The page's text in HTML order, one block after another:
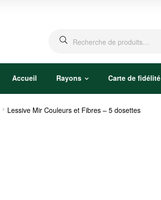
Recherche
Accueil Rayons Carte de fidélité
Lessive Mir Couleurs et Fibres – 5 dosettes